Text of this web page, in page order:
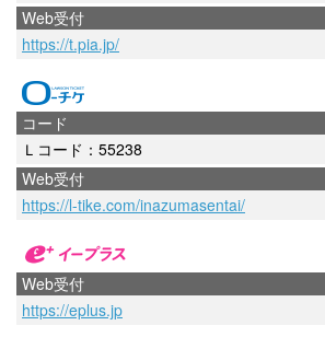
Web受付
https://t.pia.jp/
コード
Ｌコード：55238
Web受付
https://l-tike.com/inazumasentai/
Web受付
https://eplus.jp